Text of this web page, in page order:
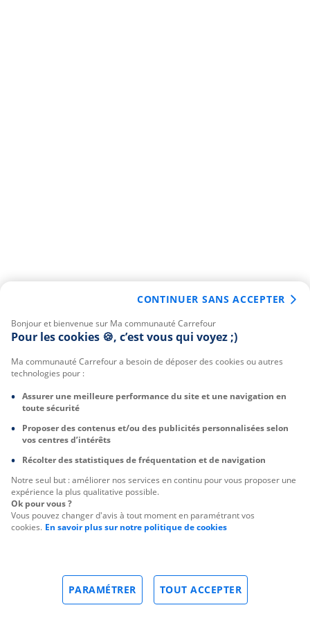
Bonjour et bienvenue sur Ma communauté Carrefour
Pour les cookies 🍪, c’est vous qui voyez ;)
Ma communauté Carrefour a besoin de déposer des cookies ou autres
technologies pour :
Assurer une meilleure performance du site et une navigation en
toute sécurité
Proposer des contenus et/ou des publicités personnalisées selon
vos centres d’intérêts
Récolter des statistiques de fréquentation et de navigation
Notre seul but : améliorer nos services en continu pour vous proposer une
expérience la plus qualitative possible.
Ok pour vous ?
Vous pouvez changer d'avis à tout moment en paramétrant vos
cookies. En savoir plus sur notre politique de cookies
TOUT ACCEPTER
PARAMÉTRER
CONTINUER SANS ACCEPTER